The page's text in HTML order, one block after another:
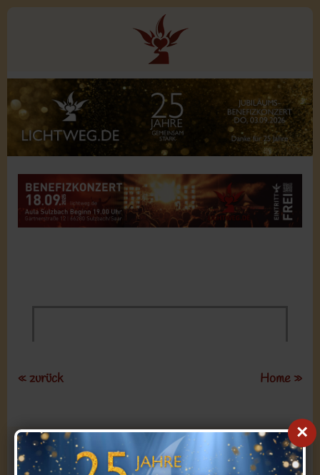
×
« zurück Home »